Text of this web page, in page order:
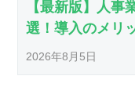
【最新版】人
選！導入のメリ
2026年8月5日